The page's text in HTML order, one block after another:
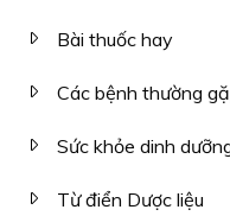
Bài thuốc hay
Các bệnh thường
Sức khỏe dinh
Từ điển Dược liệu